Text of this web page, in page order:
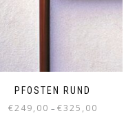
PFOSTEN RUND
€249,00 – €325,00